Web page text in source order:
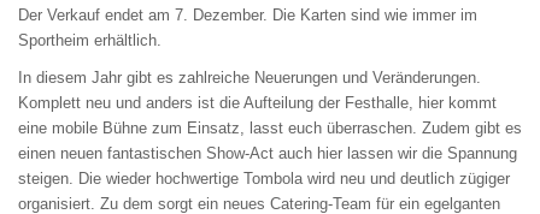
Der Verkauf endet am 7. Dezember. Die Karten sind wie immer im
Sportheim erhältlich.
In diesem Jahr gibt es zahlreiche Neuerungen und Veränderungen.
Komplett neu und anders ist die Aufteilung der Festhalle, hier kommt
eine mobile Bühne zum Einsatz, lasst euch überraschen. Zudem gibt es
einen neuen fantastischen Show-Act auch hier lassen wir die Spannung
steigen. Die wieder hochwertige Tombola wird neu und deutlich zügiger
organisiert. Zu dem sorgt ein neues Catering-Team für ein egelganten